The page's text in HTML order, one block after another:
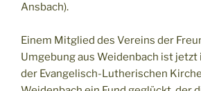
Ansbach).
Einem Mitglied des Vereins der
Umgebung aus Weidenbach ist
der Evangelisch-Lutherischen